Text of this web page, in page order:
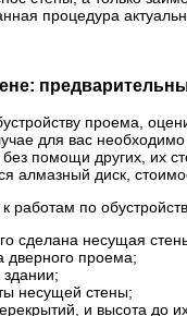
процедура
проема,
для вас необходимо
помощи других, их
алмазный диск,
работам по
сделана несущая
проема;
здании;
несущей стены;
и высота до